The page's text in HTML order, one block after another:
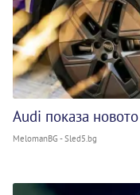
Audi показа
MelomanBG - Sled5.bg